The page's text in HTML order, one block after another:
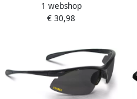
Gepolariseerde
Veiligheidsbril DPG99-
1 webshop
€ 30,98